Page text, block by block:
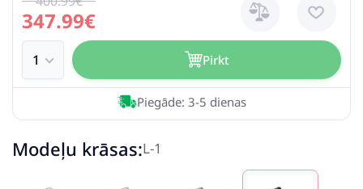
347.99€
Pirkt
Piegāde: 3-5 dienas
Modeļu krāsas:L-1